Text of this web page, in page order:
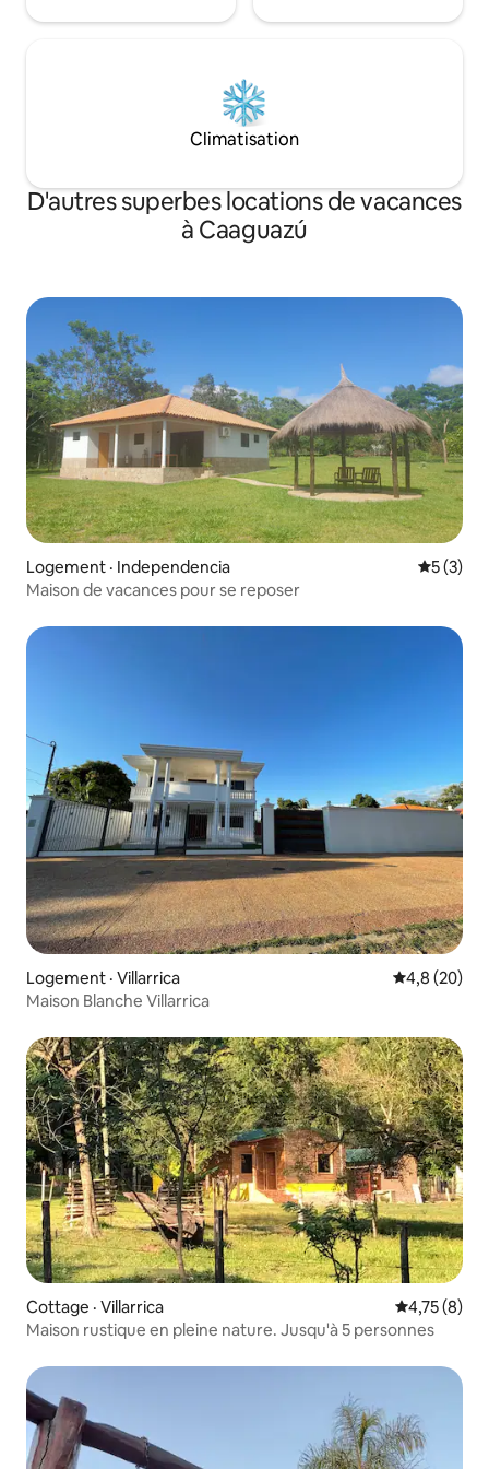
Climatisation
D'autres superbes locations de vacances
à Caaguazú
Logement · Independencia Note
5 (3)
Maison de vacances pour se reposer
Logement · Villarrica Note
4,8 (20)
Maison Blanche Villarrica
Cottage · Villarrica Note
4,75 (8)
Maison rustique en pleine nature. Jusqu'à 5 personnes